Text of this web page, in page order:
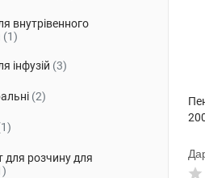
Хайльміттель Хеель
внутрівенного
(1)
інфузій (3)
(2)
для розчину для